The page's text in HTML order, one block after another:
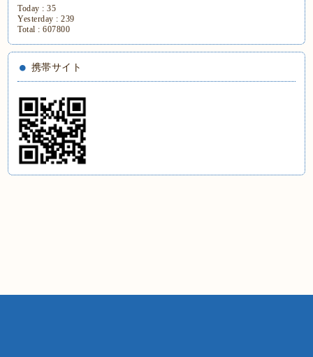
Today :35
Yesterday :239
Total :607800
携帯サイト